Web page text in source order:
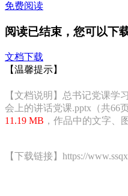
免费阅读
阅读已结束，您可以下
文档下载
【温馨提示】
【文档说明】总书记党课学
会上的讲话党课.pptx（共66
11.19 MB ，作品中的文字、
【下载链接】https://